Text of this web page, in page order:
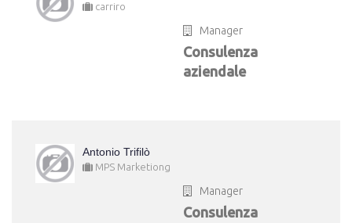
carriro
Manager
Consulenza
aziendale
Antonio Trifilò
MPS Marketiong
Manager
Consulenza